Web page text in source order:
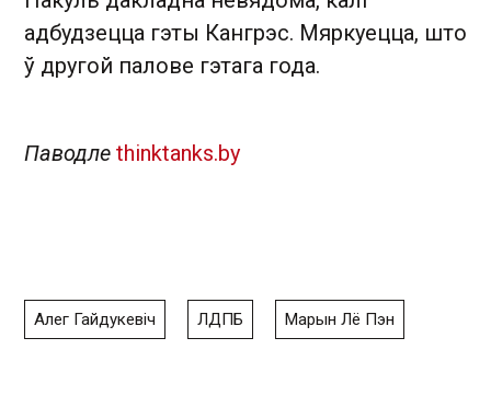
адбудзецца гэты Кангрэс. Мяркуецца, што
ў другой палове гэтага года.
Паводле thinktanks.by
Алег Гайдукевіч ЛДПБ Марын Лё Пэн